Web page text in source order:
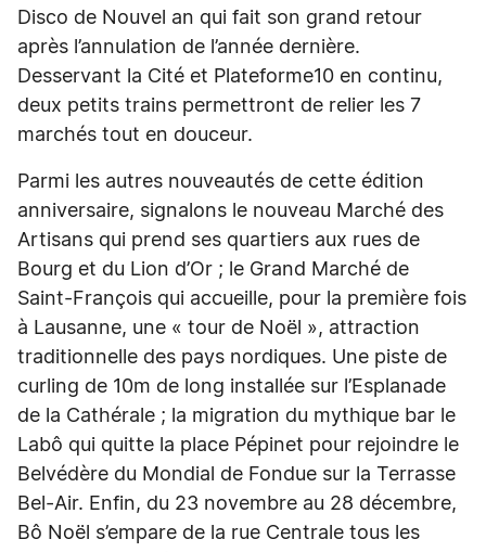
Disco de Nouvel an qui fait son grand retour
après l’annulation de l’année dernière.
Desservant la Cité et Plateforme10 en continu,
deux petits trains permettront de relier les 7
marchés tout en douceur.
Parmi les autres nouveautés de cette édition
anniversaire, signalons le nouveau Marché des
Artisans qui prend ses quartiers aux rues de
Bourg et du Lion d’Or ; le Grand Marché de
Saint-François qui accueille, pour la première fois
à Lausanne, une « tour de Noël », attraction
traditionnelle des pays nordiques. Une piste de
curling de 10m de long installée sur l’Esplanade
de la Cathérale ; la migration du mythique bar le
Labô qui quitte la place Pépinet pour rejoindre le
Belvédère du Mondial de Fondue sur la Terrasse
Bel-Air. Enfin, du 23 novembre au 28 décembre,
Bô Noël s’empare de la rue Centrale tous les